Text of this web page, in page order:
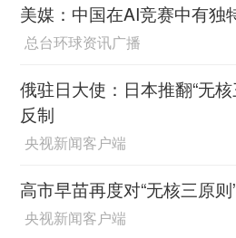
美媒：中国在AI竞赛中有独
总台环球资讯广播
俄驻日大使：日本推翻“无
反制
央视新闻客户端
高市早苗再度对“无核三原则
央视新闻客户端